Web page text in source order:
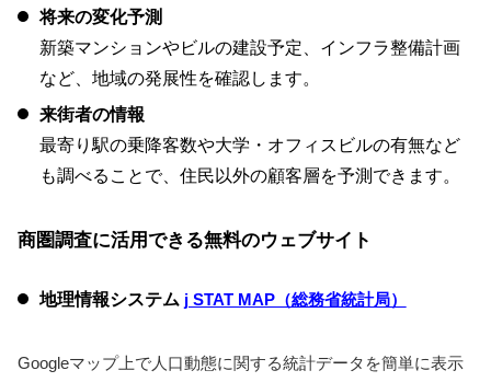
将来の変化予測
新築マンションやビルの建設予定、インフラ整備計画
など、地域の発展性を確認します。
来街者の情報
最寄り駅の乗降客数や大学・オフィスビルの有無など
も調べることで、住民以外の顧客層を予測できます。
商圏調査に活用できる無料のウェブサイト
地理情報システム j STAT MAP（総務省統計局）
Googleマップ上で人口動態に関する統計データを簡単に表示